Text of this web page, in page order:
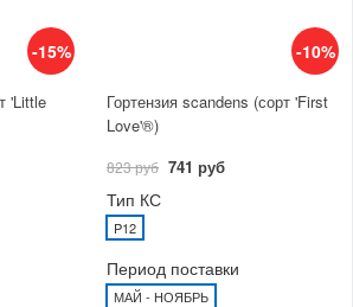
-15%
'Little
-10%
Гортензия scandens (сорт 'First
Love'®)
823 руб 741 руб
Тип КС
P12
Период поставки
МАЙ - НОЯБРЬ